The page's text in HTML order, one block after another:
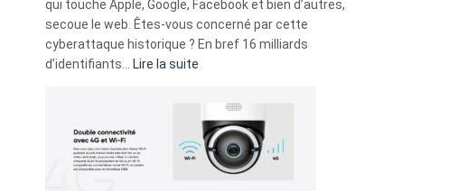
musicaux
avec
9
amis
qui touche Apple, Google, Facebook et bien d’autres,
secoue le web. Êtes-vous concerné par cette
cyberattaque historique ? En bref 16 milliards
d’identifiants… Lire la suite
record
La
fuite